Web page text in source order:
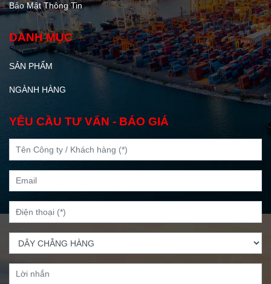
Bảo Mật Thông Tin
DANH MỤC
SẢN PHẨM
NGÀNH HÀNG
YÊU CẦU TƯ VẤN - BÁO GIÁ